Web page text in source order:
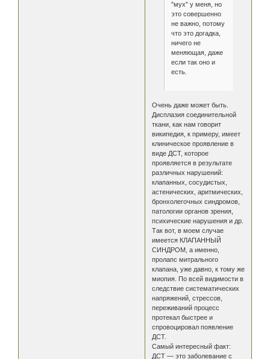
"мух" у меня, но
это совершенно
не важно, потому
что это догадка,
ничего не
меняющая, даже
если так оно и
есть.
Очень даже может быть.
Дисплазия соединительной
ткани, как нам говорит
википедия, к примеру, имеет
клиническое проявление в
виде ДСТ, которое
проявляется в результате
различных нарушений:
клапанных, сосудистых,
астенических, аритмических,
бронхолегочных синдромов,
патологии органов зрения,
психические нарушения и др.
Так вот, в моем случае
имеется КЛАПАННЫЙ
СИНДРОМ, а именно,
пролапс митрального
клапана, уже давно, к тому же
миопия. По всей видимости в
следствие систематических
напряжений, стрессов,
переживаний процесс
протекал быстрее и
спровоцировал появление
ДСТ.
Самый интересный факт:
ДСТ — это заболевание с